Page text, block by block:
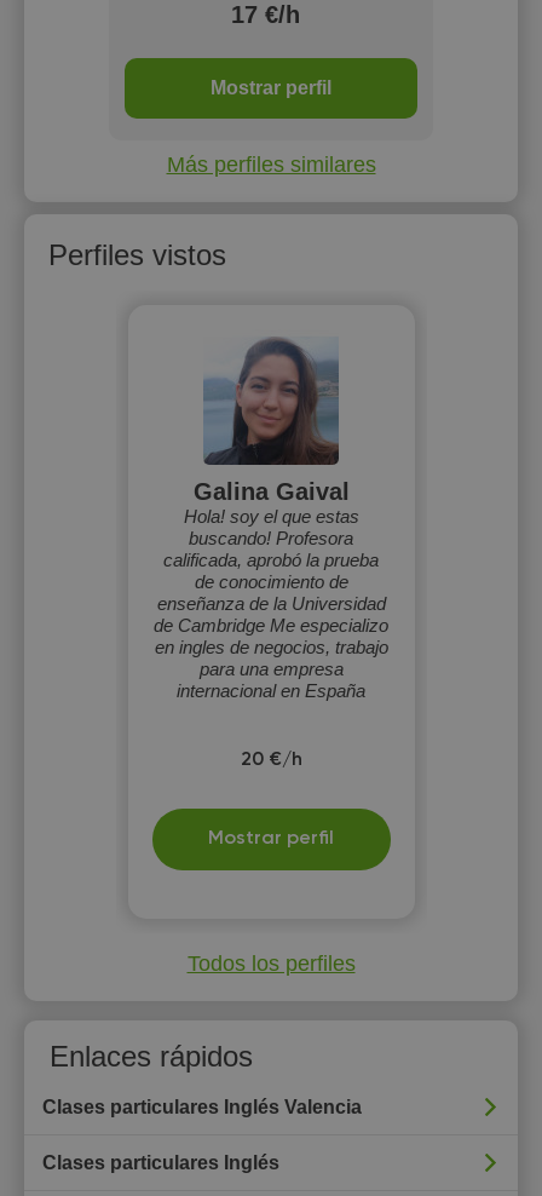
17 €/h
Mostrar perfil
Más perfiles similares
Perfiles vistos
Galina Gaival
Hola! soy el que estas
buscando! Profesora
calificada, aprobó la prueba
de conocimiento de
enseñanza de la Universidad
de Cambridge Me especializo
en ingles de negocios, trabajo
para una empresa
internacional en España
20 €/h
Mostrar perfil
Todos los perfiles
Enlaces rápidos
Clases particulares Inglés Valencia
Clases particulares Inglés